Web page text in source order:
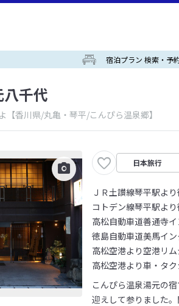
宿泊プラン 検索・予
千代
【香川県/丸亀・琴平/こんぴら温泉郷】
日本旅行
ＪＲ土讃線琴平駅よ
コトデン線琴平駅よ
高松自動車道善通寺
徳島自動車道美馬イ
高松空港より空港リ
高松空港より車・タ
こんぴら温泉湯元の
迎えして参りました